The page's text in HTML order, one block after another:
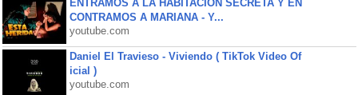
ENTRAMOS A LA HABITACIÓN SECRETA Y EN
CONTRAMOS A MARIANA - Y...
youtube.com
Daniel El Travieso - Viviendo ( TikTok Video Of
icial )
youtube.com